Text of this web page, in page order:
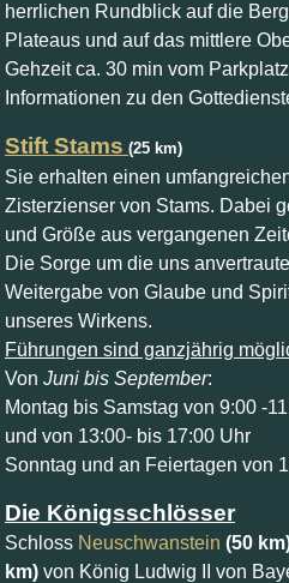
herrlichen Rundblick auf die
Plateaus und auf das mittlere
Gehzeit ca. 30 min vom
Informationen zu den
Stift Stams (25 km)
Sie erhalten einen
Zisterzienser von Stams. Dabei
und Größe aus vergangenen
Die Sorge um die uns
Weitergabe von Glaube und
unseres Wirkens.
Führungen sind ganzjährig
Von Juni bis September:
Montag bis Samstag von 9:00 -
und von 13:00- bis 17:00 Uhr
Sonntag und an Feiertagen von
Die Königsschlösser
Schloss Neuschwanstein (50
km) von König Ludwig II von